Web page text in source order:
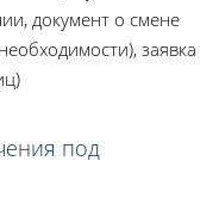
документ о смене
заявка
под